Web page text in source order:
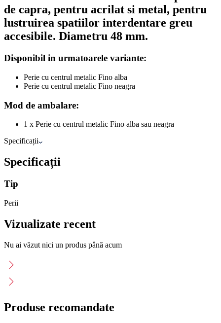
de capra, pentru acrilat si metal, pentru
lustruirea spatiilor interdentare greu
accesibile. Diametru 48 mm.
Disponibil in urmatoarele variante:
Perie cu centrul metalic Fino alba
Perie cu centrul metalic Fino neagra
Mod de ambalare:
1 x Perie cu centrul metalic Fino alba sau neagra
Specificații
Specificații
Tip
Perii
Vizualizate recent
Nu ai văzut nici un produs până acum
Produse recomandate